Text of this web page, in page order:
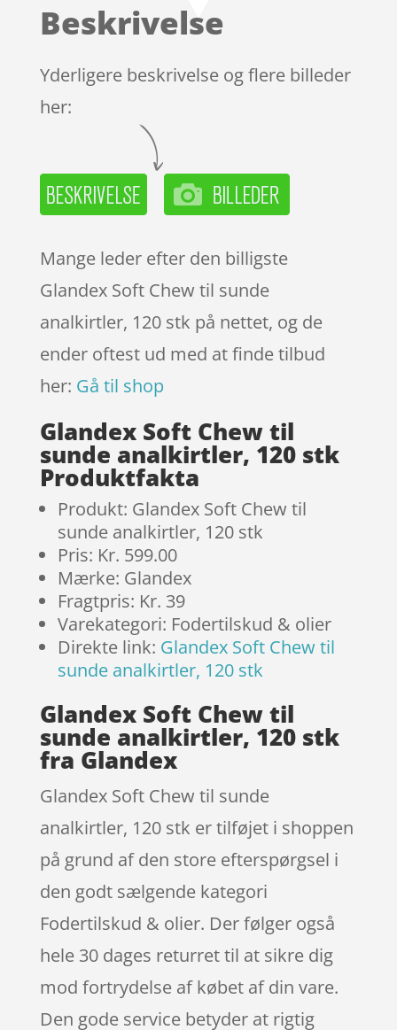
kundebedøm
Beskrivelse
Yderligere beskrivelse og flere billeder
her:
Mange leder efter den billigste
Glandex Soft Chew til sunde
analkirtler, 120 stk på nettet, og de
ender oftest ud med at finde tilbud
her: Gå til shop
Glandex Soft Chew til
sunde analkirtler, 120 stk
Produktfakta
Produkt: Glandex Soft Chew til
sunde analkirtler, 120 stk
Pris: Kr. 599.00
Mærke: Glandex
Fragtpris: Kr. 39
Varekategori: Fodertilskud & olier
Direkte link: Glandex Soft Chew til
sunde analkirtler, 120 stk
Glandex Soft Chew til
sunde analkirtler, 120 stk
fra Glandex
Glandex Soft Chew til sunde
analkirtler, 120 stk er tilføjet i shoppen
på grund af den store efterspørgsel i
den godt sælgende kategori
Fodertilskud & olier. Der følger også
hele 30 dages returret til at sikre dig
mod fortrydelse af købet af din vare.
Den gode service betyder at rigtig